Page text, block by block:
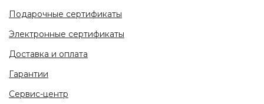
Подарочные сертификаты
Электронные сертификаты
Доставка и оплата
Гарантии
Сервис-центр